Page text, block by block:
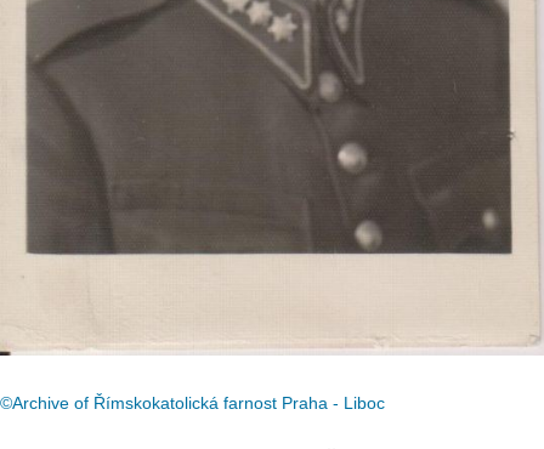
©Archive of Římskokatolická farnost Praha - Liboc